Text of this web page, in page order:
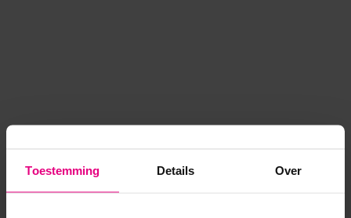
Toestemming Details Over